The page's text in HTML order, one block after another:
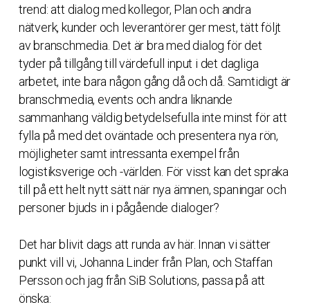
trend: att dialog med kollegor, Plan och andra
nätverk, kunder och leverantörer ger mest, tätt följt
av branschmedia. Det är bra med dialog för det
tyder på tillgång till värdefull input i det dagliga
arbetet, inte bara någon gång då och då. Samtidigt är
branschmedia, events och andra liknande
sammanhang väldig betydelsefulla inte minst för att
fylla på med det oväntade och presentera nya rön,
möjligheter samt intressanta exempel från
logistiksverige och -världen. För visst kan det spraka
till på ett helt nytt sätt när nya ämnen, spaningar och
personer bjuds in i pågående dialoger?
Det har blivit dags att runda av här. Innan vi sätter
punkt vill vi, Johanna Linder från Plan, och Staffan
Persson och jag från SiB Solutions, passa på att
önska: